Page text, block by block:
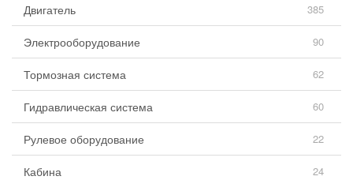
Двигатель 385
Электрооборудование 90
Тормозная система 62
Гидравлическая система 60
Рулевое оборудование 22
Кабина 24